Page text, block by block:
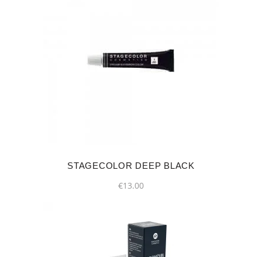
STAGECOLOR DEEP BLACK
€13.00